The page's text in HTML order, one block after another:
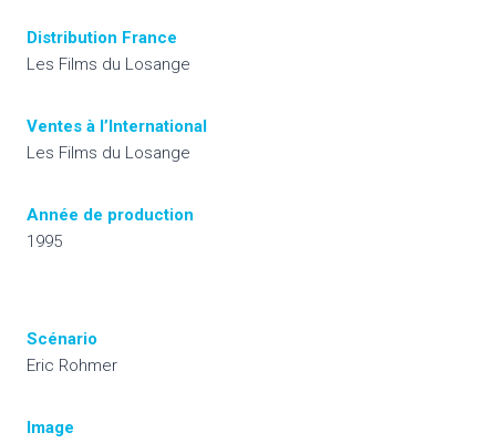
Distribution France
Les Films du Losange
Ventes à l’International
Les Films du Losange
Année de production
1995
Scénario
Eric Rohmer
Image